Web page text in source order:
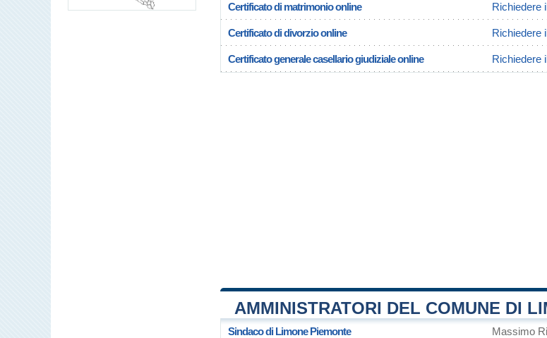
Certificato di matrimonio online Richiedere
Certificato di divorzio online Richiedere
Certificato generale casellario giudiziale online Richiedere
AMMINISTRATORI DEL COMUNE DI
Sindaco di Limone Piemonte Massimo